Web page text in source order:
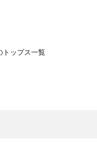
トップス一覧
ス）のトップス一覧
ップス一覧